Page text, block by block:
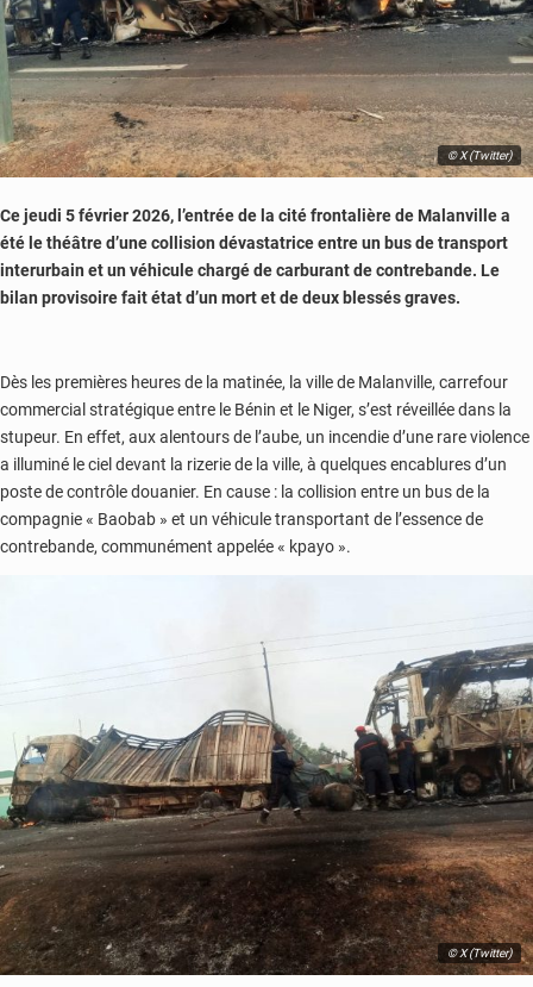
© X (Twitter)
Ce jeudi 5 février 2026, l’entrée de la cité frontalière de Malanville a
été le théâtre d’une collision dévastatrice entre un bus de transport
interurbain et un véhicule chargé de carburant de contrebande. Le
bilan provisoire fait état d’un mort et de deux blessés graves.
Dès les premières heures de la matinée, la ville de Malanville, carrefour
commercial stratégique entre le Bénin et le Niger, s’est réveillée dans la
stupeur. En effet, aux alentours de l’aube, un incendie d’une rare violence
a illuminé le ciel devant la rizerie de la ville, à quelques encablures d’un
poste de contrôle douanier. En cause : la collision entre un bus de la
compagnie « Baobab » et un véhicule transportant de l’essence de
contrebande, communément appelée « kpayo ».
© X (Twitter)